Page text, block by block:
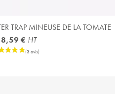
TRAP MINEUSE DE LA TOMATE
€ HT